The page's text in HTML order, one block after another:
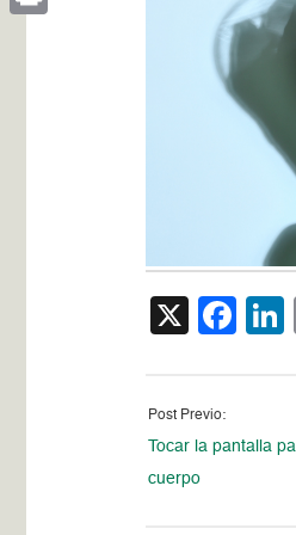
X
Post Previo:
Tocar la pantalla
cuerpo